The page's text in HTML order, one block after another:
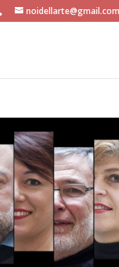
noidellarte@gmail.com